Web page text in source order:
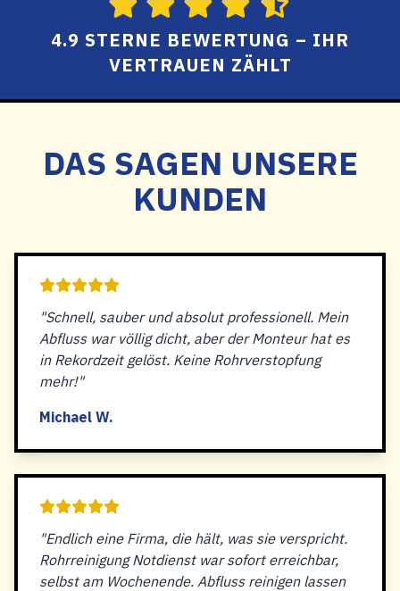
4.9 STERNE BEWERTUNG – IHR
VERTRAUEN ZÄHLT
DAS SAGEN UNSERE
KUNDEN
"Schnell, sauber und absolut professionell. Mein
Abfluss war völlig dicht, aber der Monteur hat es
in Rekordzeit gelöst. Keine Rohrverstopfung
mehr!"
Michael W.
"Endlich eine Firma, die hält, was sie verspricht.
Rohrreinigung Notdienst war sofort erreichbar,
selbst am Wochenende. Abfluss reinigen lassen